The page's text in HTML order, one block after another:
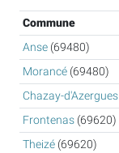
Commune
Anse (69480)
Morancé (69480)
Chazay-d'Azergues
Frontenas (69620)
Theizé (69620)